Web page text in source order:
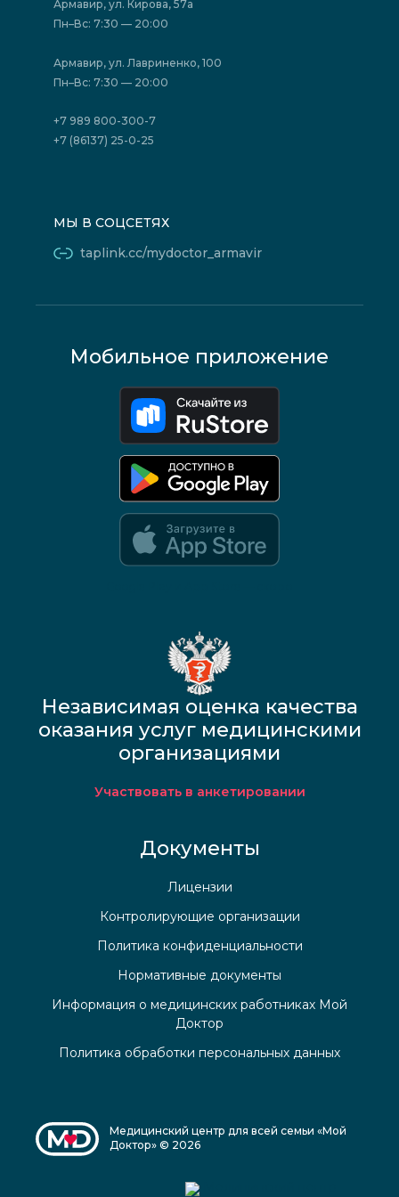
Политика конфиденциальности
Акции
Отзывы
Государственные программы
Юридическим лицам
Армавир, ул. Кирова, 57а
Пн–Вс: 7:30 — 20:00
Армавир, ул. Лавриненко, 100
Пн–Вс: 7:30 — 20:00
+7 989 800-300-7
+7 (86137) 25-0-25
МЫ В СОЦСЕТЯХ
taplink.cc/mydoctor_armavir
Мобильное приложение
Независимая оценка качества
оказания услуг медицинскими
организациями
Участвовать в анкетировании
Документы
Лицензии
Контролирующие организации
Политика конфиденциальности
Нормативные документы
Информация о медицинских работниках Мой
Доктор
Политика обработки персональных данных
Медицинский центр для всей семьи «Мой
Доктор» © 2026